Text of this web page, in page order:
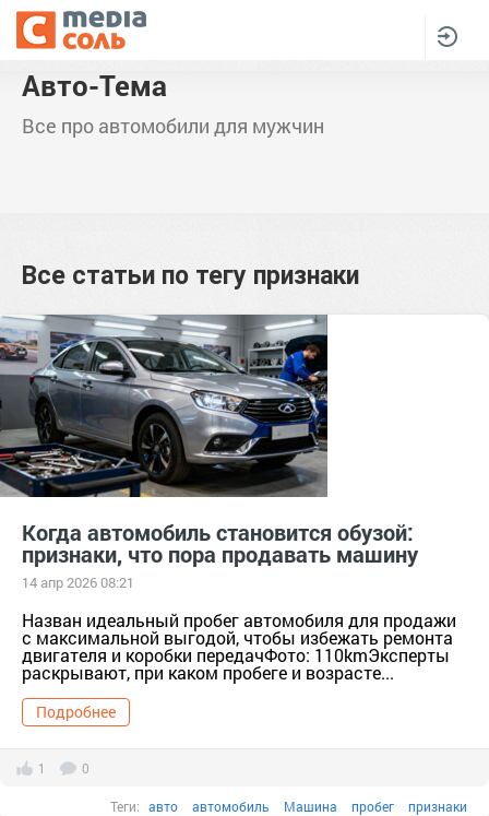
Авто-Тема
Все про автомобили для мужчин
Все статьи по тегу признаки
Когда автомобиль становится обузой:
признаки, что пора продавать машину
14 апр 2026 08:21
Назван идеальный пробег автомобиля для продажи
с максимальной выгодой, чтобы избежать ремонта
двигателя и коробки передачФото: 110kmЭксперты
раскрывают, при каком пробеге и возрасте...
Подробнее
1 0
Теги: авто автомобиль Машина пробег признаки